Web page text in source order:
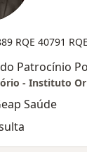
RQE 40791
- Instituto
Saúde